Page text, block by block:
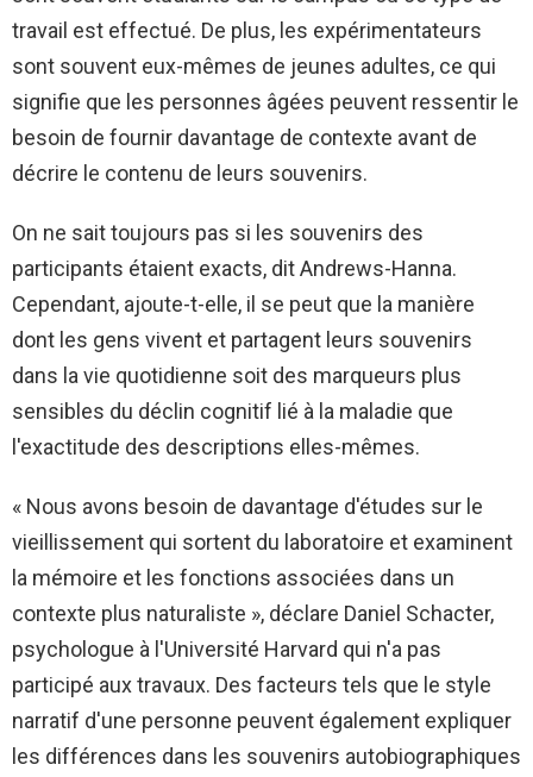
travail est effectué. De plus, les expérimentateurs
sont souvent eux-mêmes de jeunes adultes, ce qui
signifie que les personnes âgées peuvent ressentir le
besoin de fournir davantage de contexte avant de
décrire le contenu de leurs souvenirs.
On ne sait toujours pas si les souvenirs des
participants étaient exacts, dit Andrews-Hanna.
Cependant, ajoute-t-elle, il se peut que la manière
dont les gens vivent et partagent leurs souvenirs
dans la vie quotidienne soit des marqueurs plus
sensibles du déclin cognitif lié à la maladie que
l'exactitude des descriptions elles-mêmes.
« Nous avons besoin de davantage d'études sur le
vieillissement qui sortent du laboratoire et examinent
la mémoire et les fonctions associées dans un
contexte plus naturaliste », déclare Daniel Schacter,
psychologue à l'Université Harvard qui n'a pas
participé aux travaux. Des facteurs tels que le style
narratif d'une personne peuvent également expliquer
les différences dans les souvenirs autobiographiques